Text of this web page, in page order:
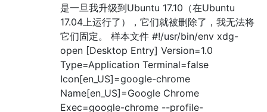
是一旦我升级到Ubuntu 17.10（在Ubuntu
17.04上运行了），它们就被删除了，我无法将
它们固定。 样本文件 #!/usr/bin/env xdg-
open [Desktop Entry] Version=1.0
Type=Application Terminal=false
Icon[en_US]=google-chrome
Name[en_US]=Google Chrome
Exec=google-chrome --profile-